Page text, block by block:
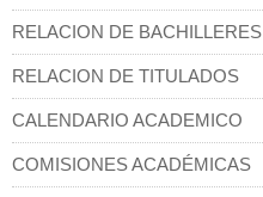
RELACION DE BACHILLERES
RELACION DE TITULADOS
CALENDARIO ACADEMICO
COMISIONES ACADÉMICAS